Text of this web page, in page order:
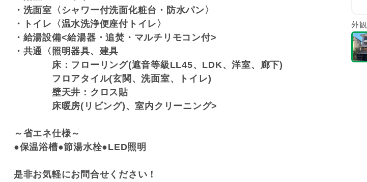
・洗面室〈シャワー付洗面化粧台・防水パン〉
・トイレ〈温水洗浄便座付トイレ〉
・給湯設備<給湯器・追焚・マルチリモコン付>
・共通〈照明器具、建具
床：フローリング(遮音等級LL45、LDK、洋室、廊下)
フロアタイル(玄関、洗面室、トイレ)
壁天井：クロス貼
床暖房(リビング)、室内クリーニング>
～省エネ仕様～
●保温浴槽●節湯水栓●LED照明
是非お気軽にお問合せください！
外観